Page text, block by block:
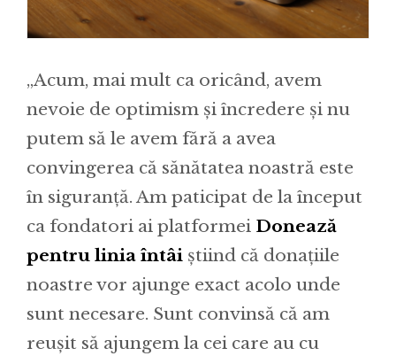
„Acum, mai mult ca oricând, avem
nevoie de optimism și încredere și nu
putem să le avem fără a avea
convingerea că sănătatea noastră este
în siguranță. Am paticipat de la început
ca fondatori ai platformei Donează
pentru linia întâi știind că donațiile
noastre vor ajunge exact acolo unde
sunt necesare. Sunt convinsă că am
reușit să ajungem la cei care au cu